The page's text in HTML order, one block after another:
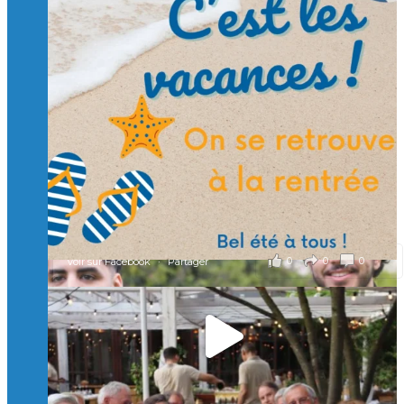
Charger plus Suivre sur Instagram
🙏 Soutenez l’Isep via la taxe d’apprentissage 2026
et contribuons ensemble à former les générations
d’ingénieurs de demain. 🙏
Merci à tous !
🎯 Taxe d’apprentissage 2026 : avec l'Isep, investissez pour
un numérique au service de l'humain !
À l’Isep, nous formons des ingénieurs, des bachelors, des
Mastères Spécialisés, qui allient excellence technologique et
valeurs humaines, au cœur de notre pro
...Voir plus
il y a 2 mois
0 0 0
Voir sur Facebook · Partager
🚀Afterwork à Genève 🚀
🥳 Le 22 avril dernier, 14 Alumni vivant / travaillant
en Suisse ont partagé un moment convivial de
retrouvailles et d'échanges !